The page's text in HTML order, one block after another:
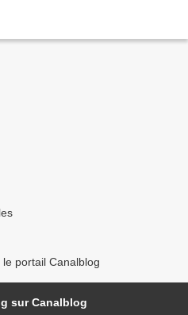
portail Canalblog
sur Canalblog